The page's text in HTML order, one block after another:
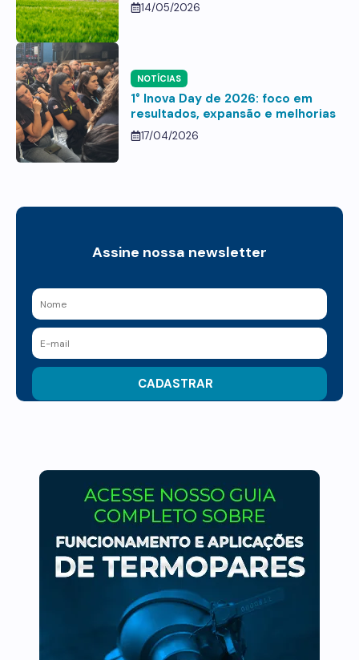
14/05/2026
NOTÍCIAS
1° Inova Day de 2026: foco em
resultados, expansão e melhorias
17/04/2026
Assine nossa newsletter